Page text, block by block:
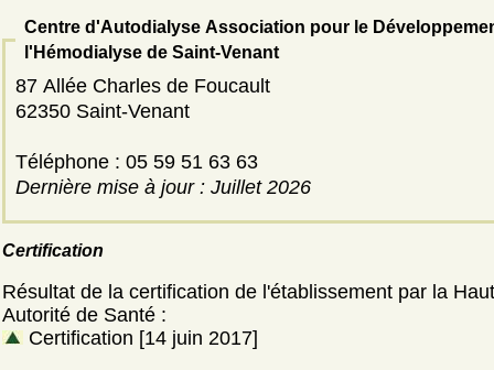
Centre d'Autodialyse Association pour le
l'Hémodialyse de Saint-Venant
87 Allée Charles de Foucault
62350 Saint-Venant
Téléphone : 05 59 51 63 63
Dernière mise à jour : Juillet 2026
Certification
Résultat de la certification de l'établissement par la
Autorité de Santé :
Certification [14 juin 2017]